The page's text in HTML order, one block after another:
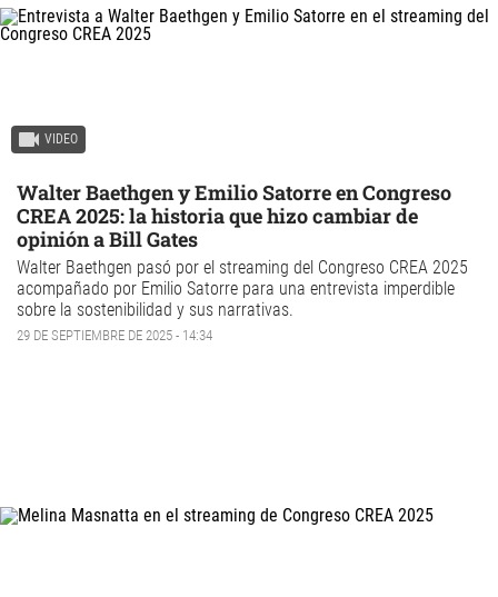
VIDEO
Walter Baethgen y Emilio Satorre en Congreso
CREA 2025: la historia que hizo cambiar de
opinión a Bill Gates
Walter Baethgen pasó por el streaming del Congreso CREA 2025
acompañado por Emilio Satorre para una entrevista imperdible
sobre la sostenibilidad y sus narrativas.
29 DE SEPTIEMBRE DE 2025 - 14:34